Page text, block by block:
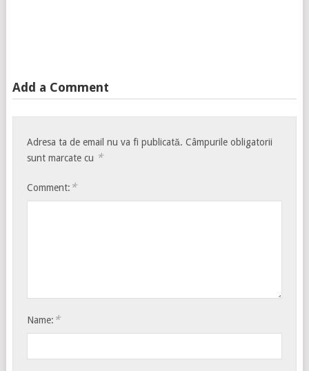
Add a Comment
Adresa ta de email nu va fi publicată. Câmpurile obligatorii
sunt marcate cu *
Comment: *
Name: *